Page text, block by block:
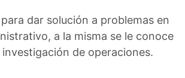
dar solución a problemas en
a la misma se le conoce
de operaciones.